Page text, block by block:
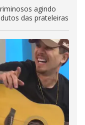
agindo
das prateleiras